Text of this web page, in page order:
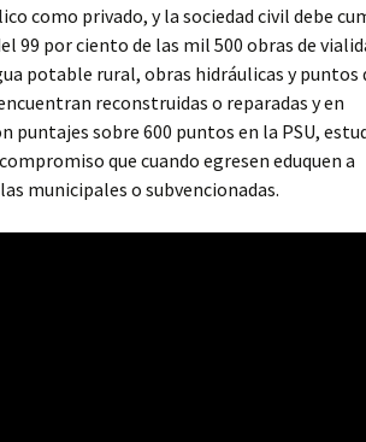
como privado, y la sociedad civil debe
99 por ciento de las mil 500 obras de
potable rural, obras hidráulicas y puntos
reconstruidas o reparadas y en
puntajes sobre 600 puntos en la PSU,
que cuando egresen eduquen a
municipales o subvencionadas.